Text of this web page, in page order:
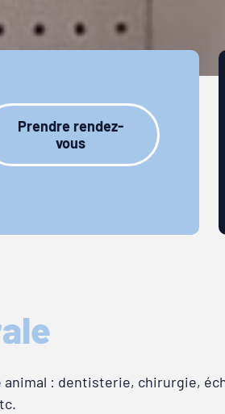
Prendre rendez-
vous
: dentisterie, chirurgie,